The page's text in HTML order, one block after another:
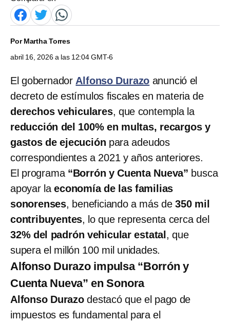
PorMartha Torres
abril 16, 2026 a las 12:04 GMT-6
El gobernador Alfonso Durazo anunció el
decreto de estímulos fiscales en materia de
derechos vehiculares, que contempla la
reducción del 100% en multas, recargos y
gastos de ejecución para adeudos
correspondientes a 2021 y años anteriores.
El programa “Borrón y Cuenta Nueva” busca
apoyar laeconomía de las familias
sonorenses, beneficiando a más de350 mil
contribuyentes, lo que representa cerca del
32% del padrón vehicular estatal , que
supera el millón 100 mil unidades.
Alfonso Durazo impulsa “Borrón y
Cuenta Nueva” en Sonora
Alfonso Durazodestacó que el pago de
impuestos es fundamental para el